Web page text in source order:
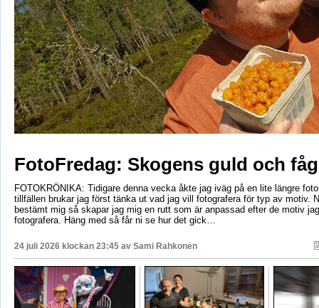
FotoFredag: Skogens guld och
FOTOKRÖNIKA: Tidigare denna vecka åkte jag iväg på en lite längre
tillfällen brukar jag först tänka ut vad jag vill fotografera för typ av motiv.
bestämt mig så skapar jag mig en rutt som är anpassad efter de motiv
fotografera. Häng med så får ni se hur det gick…
24 juli 2026 klockan 23:45 av Sami Rahkonen